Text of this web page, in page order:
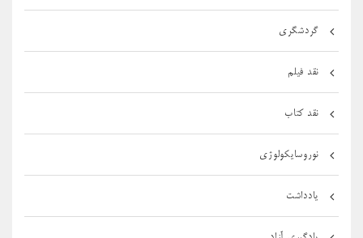
گردشگری
نقد فیلم
نقد کتاب
نوروسایکولوژی
یادداشت